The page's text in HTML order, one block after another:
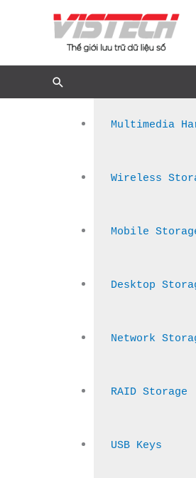
dung
Multimedia
Wireless
Mobile
Desktop
Network
RAID Storage
USB Keys